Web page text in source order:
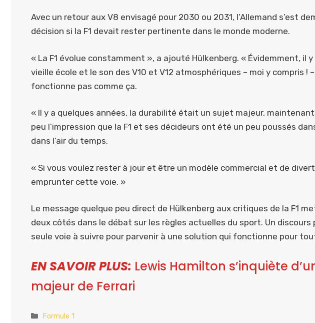
Avec un retour aux V8 envisagé pour 2030 ou 2031, l’Allemand s’est
décision si la F1 devait rester pertinente dans le monde moderne.
« La F1 évolue constamment », a ajouté Hülkenberg. « Évidemment, il
vieille école et le son des V10 et V12 atmosphériques – moi y compris !
fonctionne pas comme ça.
« Il y a quelques années, la durabilité était un sujet majeur, maintenant
peu l’impression que la F1 et ses décideurs ont été un peu poussés
dans l’air du temps.
« Si vous voulez rester à jour et être un modèle commercial et de
emprunter cette voie. »
Le message quelque peu direct de Hülkenberg aux critiques de la F1
deux côtés dans le débat sur les règles actuelles du sport. Un
seule voie à suivre pour parvenir à une solution qui fonctionne pour
EN SAVOIR PLUS: Lewis Hamilton s’inquiète
majeur de Ferrari
Catégories
Formule 1